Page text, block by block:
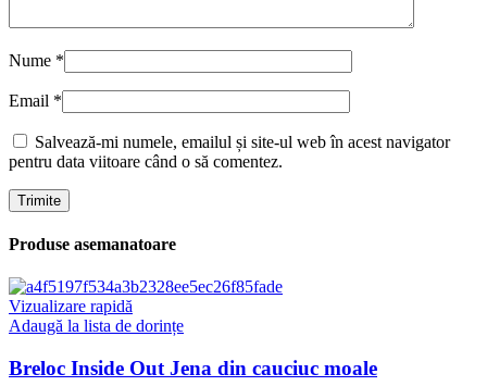
Nume *
Email *
Salvează-mi numele, emailul și site-ul web în acest navigator
pentru data viitoare când o să comentez.
Produse asemanatoare
Vizualizare rapidă
Adaugă la lista de dorințe
Breloc Inside Out Jena din cauciuc moale